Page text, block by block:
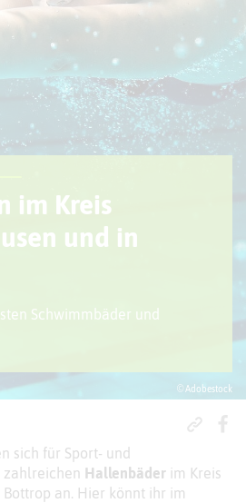
© Adobestock
im Kreis
und in
Schwimmbäder und
sich für Sport- und
zahlreichen Hallenbäder im Kreis
an. Hier könnt ihr im